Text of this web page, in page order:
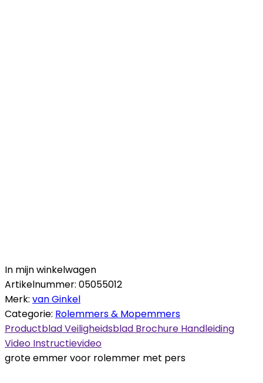
In mijn winkelwagen
Artikelnummer: 05055012
Merk: van Ginkel
Categorie: Rolemmers & Mopemmers
ProductbladVeiligheidsblad Brochure Handleiding
Video Instructievideo
grote emmer voor rolemmer met pers